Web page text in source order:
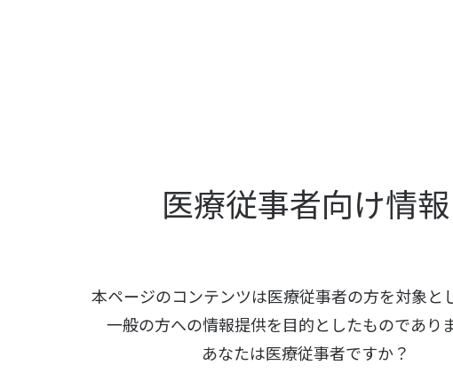
医療従事者向け情報
本ページのコンテンツは医療従事者の方を対象と
一般の方への情報提供を目的としたものであり
あなたは医療従事者ですか？